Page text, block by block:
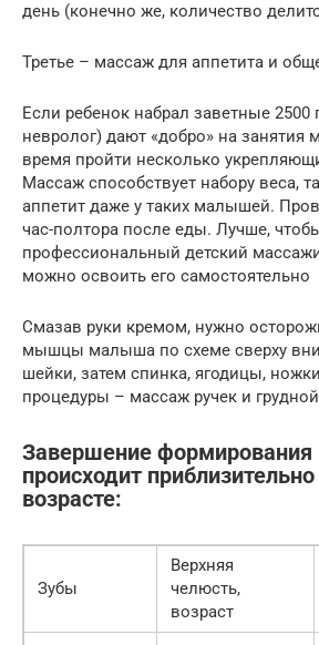
день (конечно же, количество
Третье – массаж для аппетита и
Если ребенок набрал заветные 2500
невролог) дают «добро» на занятия
время пройти несколько
Массаж способствует набору веса,
аппетит даже у таких малышей.
час-полтора после еды. Лучше,
профессиональный детский
можно освоить его самостоятельно
Смазав руки кремом, нужно
мышцы малыша по схеме сверху
шейки, затем спинка, ягодицы,
процедуры – массаж ручек и
Завершение формирования
происходит
возрасте:
Зубы
Верхняя
челюсть,
возраст